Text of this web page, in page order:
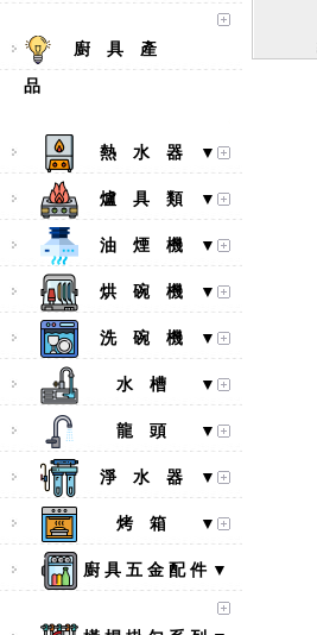
廚 具 產
品
熱 水 器 ▼
爐 具 類 ▼
油 煙 機 ▼
烘 碗 機 ▼
洗 碗 機 ▼
水 槽 ▼
龍 頭 ▼
淨 水 器 ▼
烤 箱 ▼
廚 具 五 金 配 件 ▼